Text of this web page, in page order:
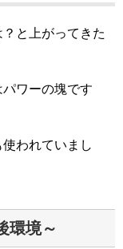
と上がってきた
ワーの塊です
われていまし
環境～